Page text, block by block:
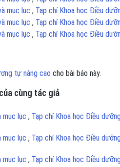
mục lục , Tạp chí Khoa học Điều
mục lục , Tạp chí Khoa học Điều
mục lục , Tạp chí Khoa học Điều
tự nâng cao cho bài báo này.
cùng tác giả
mục lục , Tạp chí Khoa học Điều
mục lục , Tạp chí Khoa học Điều
mục lục , Tạp chí Khoa học Điều